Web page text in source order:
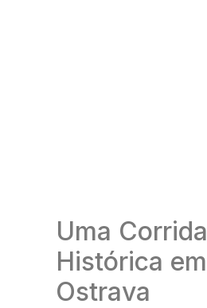
Uma Corrida
Histórica em
Ostrava